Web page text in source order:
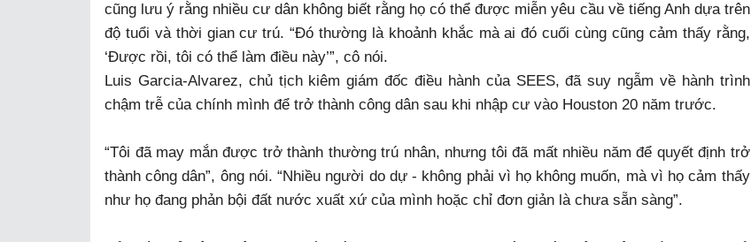
cũng lưu ý rằng nhiều cư dân không biết rằng họ có thể được miễn yêu cầu về tiếng Anh dựa trên
độ tuổi và thời gian cư trú. “Đó thường là khoảnh khắc mà ai đó cuối cùng cũng cảm thấy rằng,
‘Được rồi, tôi có thể làm điều này’”, cô nói.
Luis Garcia-Alvarez, chủ tịch kiêm giám đốc điều hành của SEES, đã suy ngẫm về hành trình
chậm trễ của chính mình để trở thành công dân sau khi nhập cư vào Houston 20 năm trước.
“Tôi đã may mắn được trở thành thường trú nhân, nhưng tôi đã mất nhiều năm để quyết định trở
thành công dân”, ông nói. “Nhiều người do dự - không phải vì họ không muốn, mà vì họ cảm thấy
như họ đang phản bội đất nước xuất xứ của mình hoặc chỉ đơn giản là chưa sẵn sàng”.